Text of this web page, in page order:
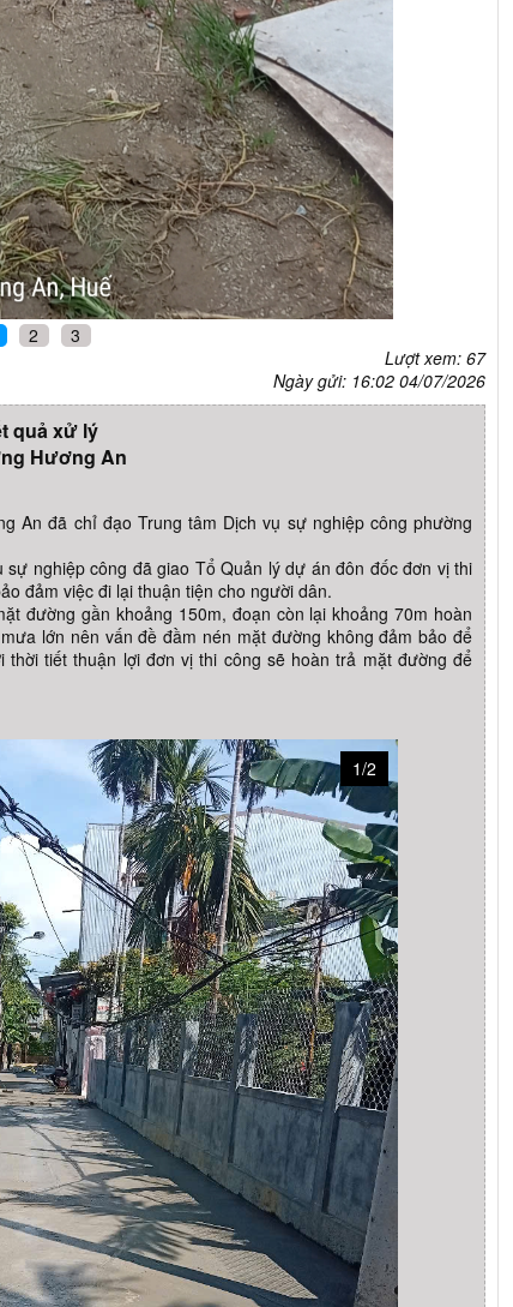
2
3
Lượt xem: 67
Ngày gửi: 16:02 04/07/2026
quả xử lý
Hương An
An đã chỉ đạo Trung tâm Dịch vụ sự nghiệp công phường
nghiệp công đã giao Tổ Quản lý dự án đôn đốc đơn vị thi
đảm việc đi lại thuận tiện cho người dân.
đường gần khoảng 150m, đoạn còn lại khoảng 70m hoàn
lớn nên vấn đề đầm nén mặt đường không đảm bảo để
tiết thuận lợi đơn vị thi công sẽ hoàn trả mặt đường để
1/2